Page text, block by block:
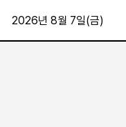
2026년 8월 7일(금)